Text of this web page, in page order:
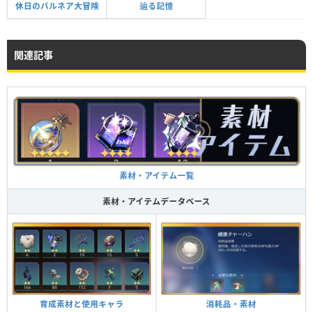
休日のバルネア大冒険 辿る記憶
関連記事
素材・アイテム一覧
素材・アイテムデータベース
育成素材と使用キャラ 消耗品・素材